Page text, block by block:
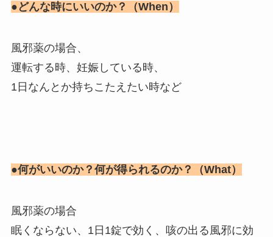
●どんな時にいいのか？（When）
風邪薬の場合、
運転する時、妊娠している時、
1日なんとか持ちこたえたい時など
●何がいいのか？何が得られるのか？（What）
風邪薬の場合
眠くならない、1日1錠で効く、咳の出る風邪に効